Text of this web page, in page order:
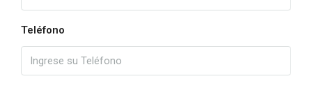
Teléfono